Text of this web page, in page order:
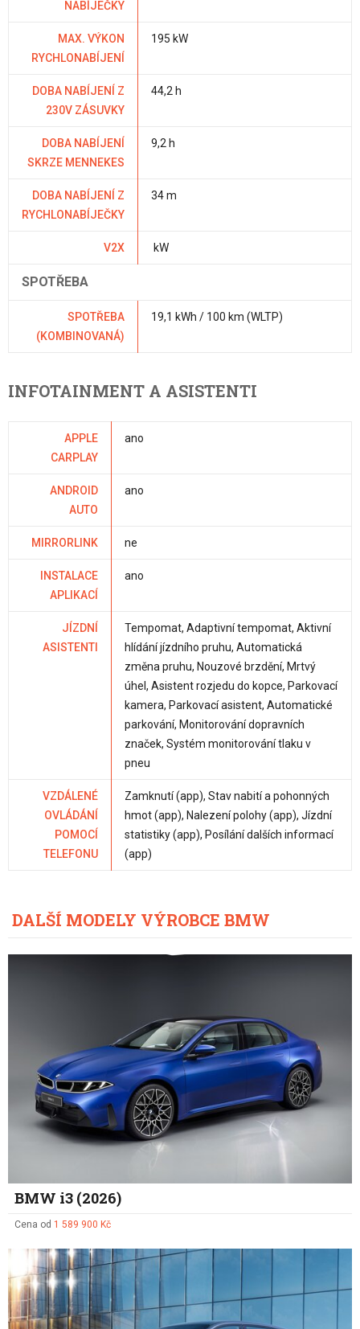
NABÍJEČKY
MAX. VÝKON
RYCHLONABÍJENÍ
195 kW
DOBA NABÍJENÍ Z
230V ZÁSUVKY
44,2 h
DOBA NABÍJENÍ
SKRZE MENNEKES
9,2 h
DOBA NABÍJENÍ Z
RYCHLONABÍJEČKY
34 m
V2X kW
SPOTŘEBA
SPOTŘEBA
(KOMBINOVANÁ)
19,1 kWh / 100 km (WLTP)
INFOTAINMENT A ASISTENTI
APPLE
CARPLAY
ano
ANDROID
AUTO
ano
MIRRORLINK ne
INSTALACE
APLIKACÍ
ano
JÍZDNÍ
ASISTENTI
Tempomat, Adaptivní tempomat, Aktivní
hlídání jízdního pruhu, Automatická
změna pruhu, Nouzové brzdění, Mrtvý
úhel, Asistent rozjedu do kopce, Parkovací
kamera, Parkovací asistent, Automatické
parkování, Monitorování dopravních
značek, Systém monitorování tlaku v
pneu
VZDÁLENÉ
OVLÁDÁNÍ
POMOCÍ
TELEFONU
Zamknutí (app), Stav nabití a pohonných
hmot (app), Nalezení polohy (app), Jízdní
statistiky (app), Posílání dalších informací
(app)
DALŠÍ MODELY VÝROBCE BMW
BMW i3 (2026)
Cena od 1 589 900 Kč